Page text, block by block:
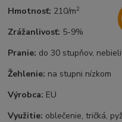
Hmotnosť: 210/m2
Zrážanlivosť: 5-9%
Pranie: do 30 stupňov,
Žehlenie: na stupni nízkom
Výrobca: EU
Využitie: oblečenie, tričká,